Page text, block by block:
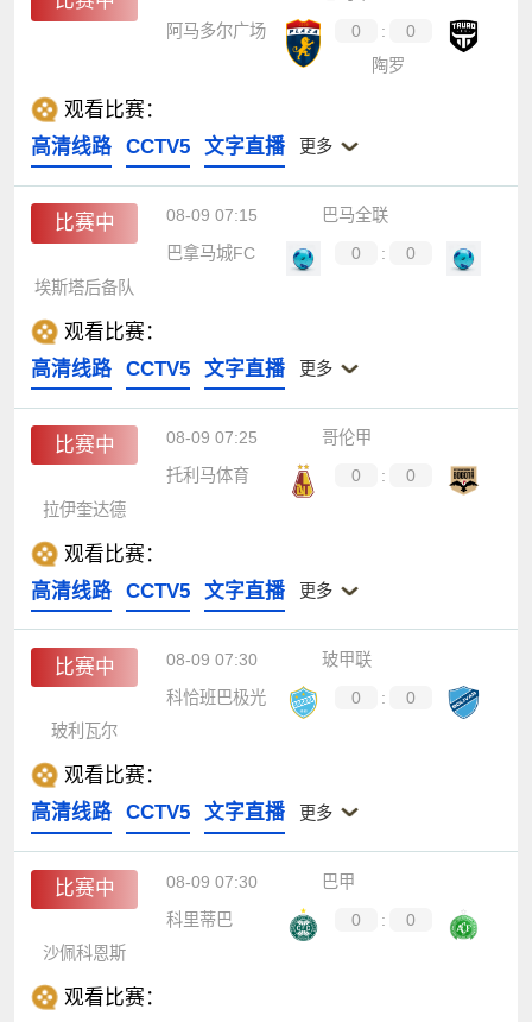
阿马多尔广场
0 :
0
陶罗
观看比赛：
高清线路
CCTV5 文字直播 更多
比赛中 08-09 07:15
巴马全联
巴拿马城FC
0 :
0
埃斯塔后备队
观看比赛：
高清线路
CCTV5 文字直播 更多
比赛中 08-09 07:25
哥伦甲
托利马体育
0 :
0
拉伊奎达德
观看比赛：
高清线路
CCTV5 文字直播 更多
比赛中 08-09 07:30
玻甲联
科恰班巴极光
0 :
0
玻利瓦尔
观看比赛：
高清线路
CCTV5 文字直播 更多
比赛中 08-09 07:30
巴甲
科里蒂巴
0 :
0
沙佩科恩斯
观看比赛：